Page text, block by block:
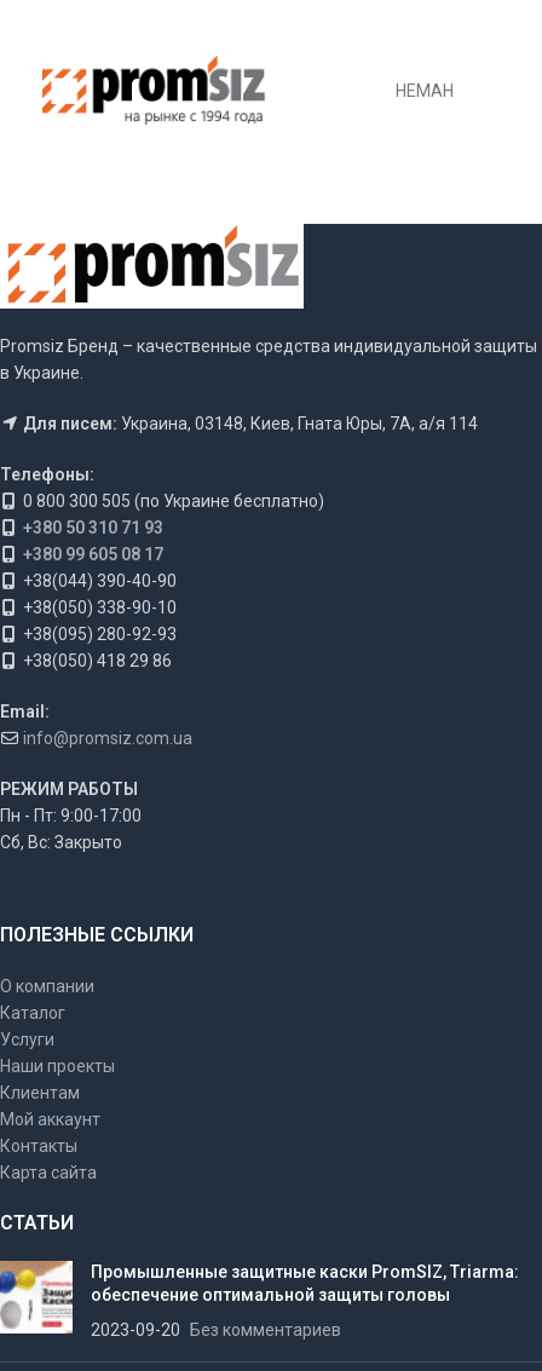
НЕМАН
Promsiz Бренд – качественные средства индивидуальной защиты
в Украине.
Для писем: Украина, 03148, Киев, Гната Юры, 7А, а/я 114
Телефоны:
0 800 300 505 (по Украине бесплатно)
+380 50 310 71 93
+380 99 605 08 17
+38(044) 390-40-90
+38(050) 338-90-10
+38(095) 280-92-93
+38(050) 418 29 86
Email:
info@promsiz.com.ua
РЕЖИМ РАБОТЫ
Пн - Пт: 9:00-17:00
Сб, Вс: Закрыто
ПОЛЕЗНЫЕ ССЫЛКИ
О компании
Каталог
Услуги
Наши проекты
Клиентам
Мой аккаунт
Контакты
Карта сайта
СТАТЬИ
Промышленные защитные каски PromSIZ, Triarma:
обеспечение оптимальной защиты головы
2023-09-20
Без комментариев